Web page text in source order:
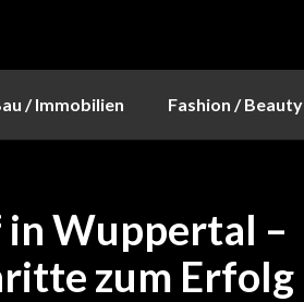
/ Immobilien Fashion / Beauty
Wuppertal –
zum Erfolg